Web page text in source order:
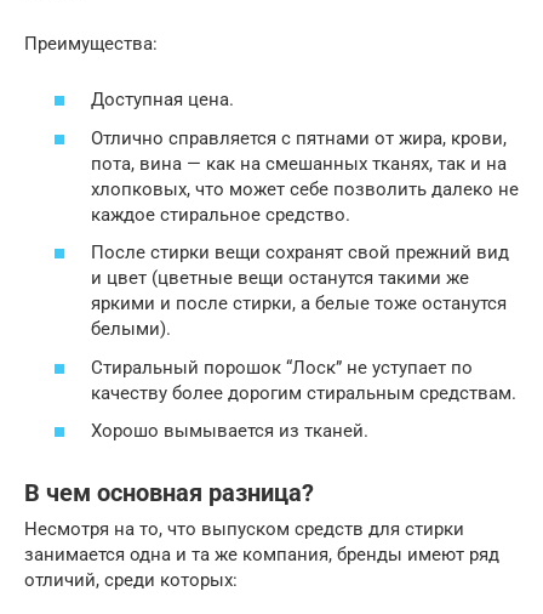
Преимущества:
Доступная цена.
Отлично справляется с пятнами от жира, крови,
пота, вина — как на смешанных тканях, так и на
хлопковых, что может себе позволить далеко не
каждое стиральное средство.
После стирки вещи сохранят свой прежний вид
и цвет (цветные вещи останутся такими же
яркими и после стирки, а белые тоже останутся
белыми).
Стиральный порошок “Лоск” не уступает по
качеству более дорогим стиральным средствам.
Хорошо вымывается из тканей.
В чем основная разница?
Несмотря на то, что выпуском средств для стирки
занимается одна и та же компания, бренды имеют ряд
отличий, среди которых: